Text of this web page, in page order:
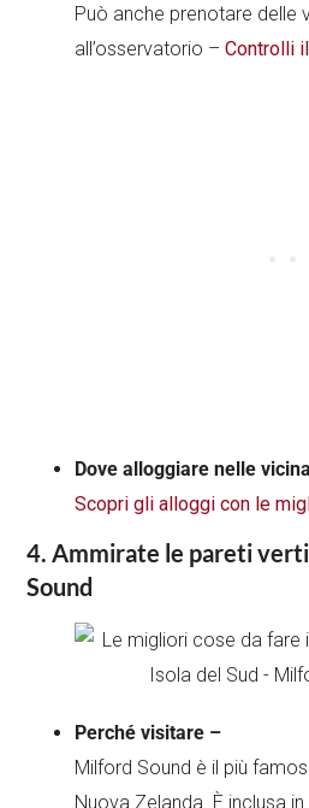
Può anche prenotare delle
all’osservatorio –Controlli
Dove alloggiare nelle
Scopri gli alloggi con le
4. Ammirate le pareti
Sound
Perché visitare –
Milford Sound è il più
Nuova Zelanda. È inclusa